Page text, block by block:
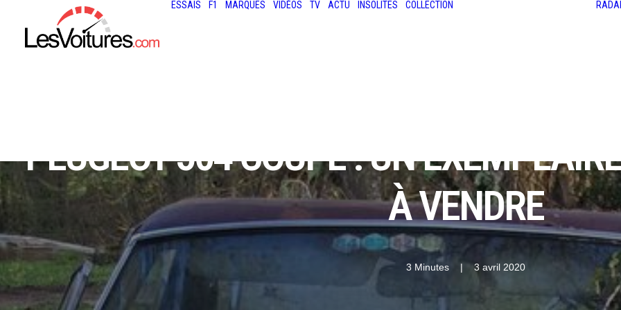
ESSAIS F1 MARQUES VIDÉOS TV ACTU INSOLITES COLLECTION
PEUGEOT 504 COUPÉ : UN
À VENDRE
3 Minutes | 3 avril 2020